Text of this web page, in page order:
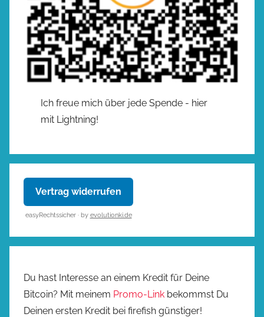
Ich freue mich über jede Spende - hier
mit Lightning!
Vertrag widerrufen
easyRechtssicher · by evolutionki.de
Du hast Interesse an einem Kredit für Deine
Bitcoin? Mit meinem Promo-Link bekommst Du
Deinen ersten Kredit bei firefish günstiger!